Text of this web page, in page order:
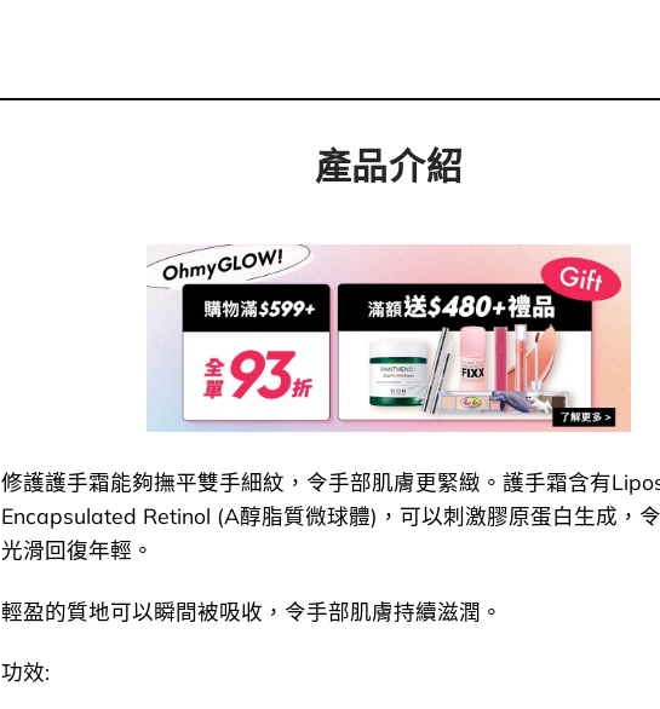
產品介紹
修護護手霜能夠撫平雙手細紋，令手部肌膚更緊緻。護手霜含有
Encapsulated Retinol (A醇脂質微球體)，可以刺激膠原蛋白生成，
光滑回復年輕。
輕盈的質地可以瞬間被吸收，令手部肌膚持續滋潤。
功效: